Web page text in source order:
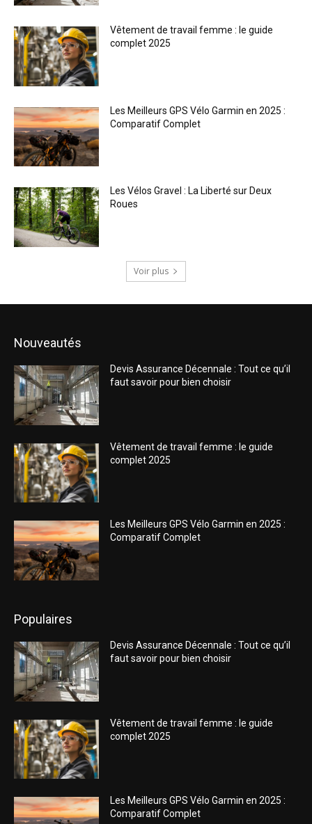
Vêtement de travail femme : le guide
complet 2025
Les Meilleurs GPS Vélo Garmin en 2025 :
Comparatif Complet
Les Vélos Gravel : La Liberté sur Deux
Roues
Voir plus
Nouveautés
Devis Assurance Décennale : Tout ce qu’il
faut savoir pour bien choisir
Vêtement de travail femme : le guide
complet 2025
Les Meilleurs GPS Vélo Garmin en 2025 :
Comparatif Complet
Populaires
Devis Assurance Décennale : Tout ce qu’il
faut savoir pour bien choisir
Vêtement de travail femme : le guide
complet 2025
Les Meilleurs GPS Vélo Garmin en 2025 :
Comparatif Complet